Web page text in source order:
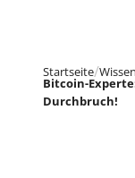
Startseite Wissen
Bitcoin-
Durchbruch!